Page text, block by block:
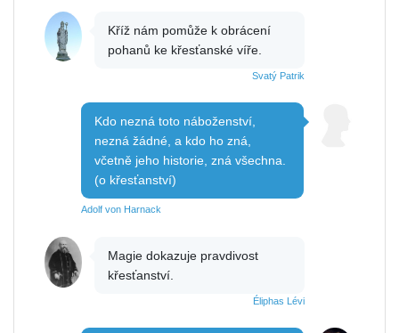
Kříž nám pomůže k obrácení
pohanů ke křesťanské víře.
Svatý Patrik
Kdo nezná toto náboženství,
nezná žádné, a kdo ho zná,
včetně jeho historie, zná všechna.
(o křesťanství)
Adolf von Harnack
Magie dokazuje pravdivost
křesťanství.
Éliphas Lévi